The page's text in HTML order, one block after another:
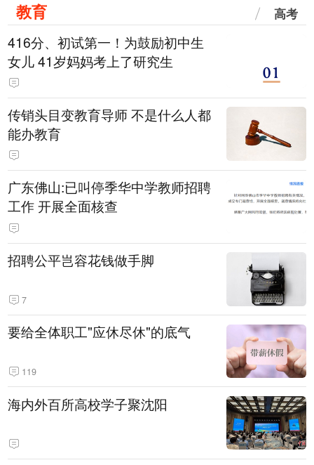
教育 高考
416分、初试第一！为鼓励初中生
女儿 41岁妈妈考上了研究生
传销头目变教育导师 不是什么人都
能办教育
广东佛山:已叫停季华中学教师招聘
工作 开展全面核查
招聘公平岂容花钱做手脚
7
要给全体职工"应休尽休"的底气
119
海内外百所高校学子聚沈阳